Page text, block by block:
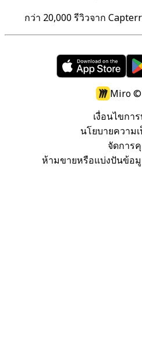
กว่า 20,000 รีวิวจาก
Miro ©
เงื่อนไขกา
นโยบายความ
จัดการ
ห้ามขายหรือแบ่งปันข้อ